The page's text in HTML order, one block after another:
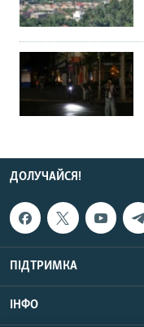
ДОЛУЧАЙСЯ!
ПІДТРИМКА
ІНФО